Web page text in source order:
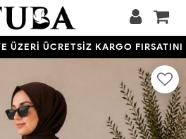
ÜCRETSİZ KARGO FIRSATINI